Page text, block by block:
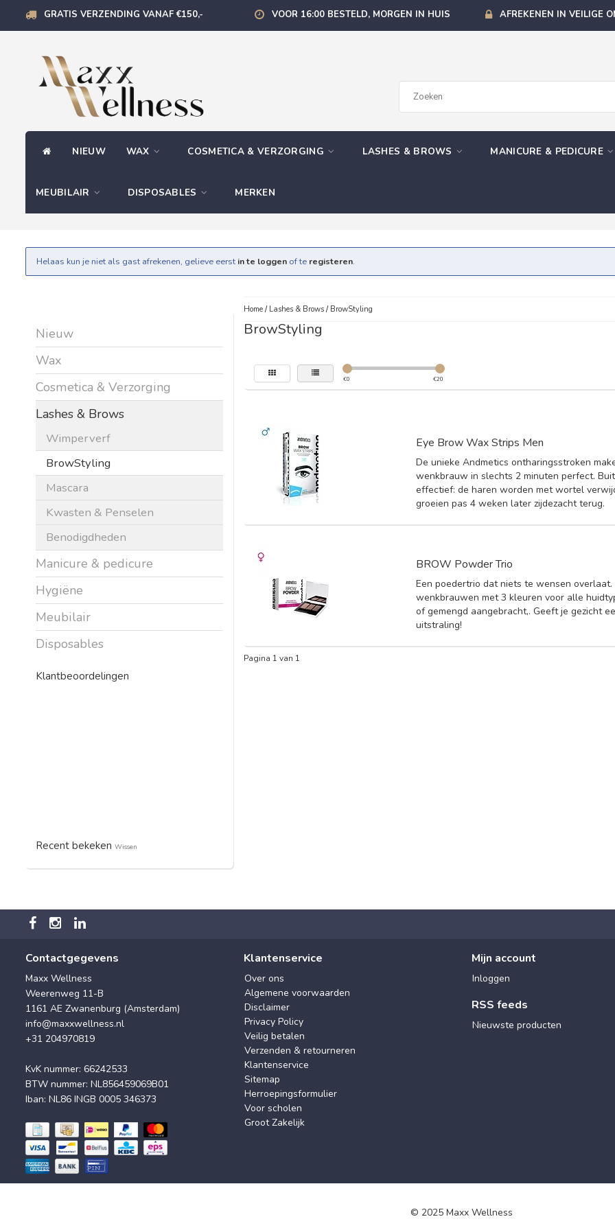
GRATIS VERZENDING VANAF €150,- VOOR 16:00 BESTELD, MORGEN IN HUIS AFREKENEN IN VEILIGE
NIEUW WAX COSMETICA & VERZORGING LASHES & BROWS MANICURE & PEDICURE
MEUBILAIR DISPOSABLES MERKEN
Helaas kun je niet als gast afrekenen, gelieve eerst in te loggen of te registeren.
Nieuw
Wax
Cosmetica & Verzorging
Lashes & Brows
Wimperverf
BrowStyling
Mascara
Kwasten & Penselen
Benodigdheden
Manicure & pedicure
Hygiëne
Meubilair
Disposables
Klantbeoordelingen
Recent bekeken Wissen
Home/ Lashes & Brows/ BrowStyling
BrowStyling
€0 €20
Eye Brow Wax Strips Men
De unieke Andmetics ontharingsstroken
wenkbrauw in slechts 2 minuten perfect.
effectief: de haren worden met wortel
groeien pas 4 weken later zijdezacht terug.
BROW Powder Trio
Een poedertrio dat niets te wensen overlaat.
wenkbrauwen met 3 kleuren voor alle
of gemengd aangebracht,. Geeft je gezicht
uitstraling!
Pagina 1 van 1
Contactgegevens
Maxx Wellness
Weerenweg 11-B
1161 AE Zwanenburg (Amsterdam)
info@maxxwellness.nl
+31 204970819
KvK nummer: 66242533
BTW nummer: NL856459069B01
Iban: NL86 INGB 0005 346373
Klantenservice
Over ons
Algemene voorwaarden
Disclaimer
Privacy Policy
Veilig betalen
Verzenden & retourneren
Klantenservice
Sitemap
Herroepingsformulier
Voor scholen
Groot Zakelijk
Mijn account
Inloggen
RSS feeds
Nieuwste producten
© 2025 Maxx Wellness